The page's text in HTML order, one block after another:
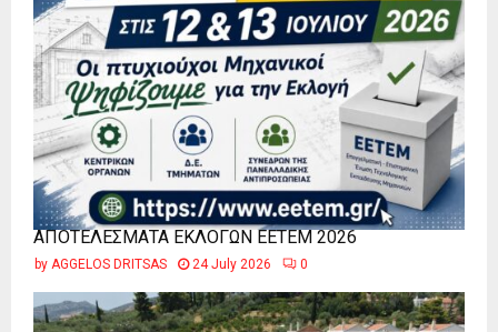
ΑΠΟΤΕΛΕΣΜΑΤΑ ΕΚΛΟΓΩΝ ΕΕΤΕΜ 2026
by AGGELOS DRITSAS 24 July 2026 0